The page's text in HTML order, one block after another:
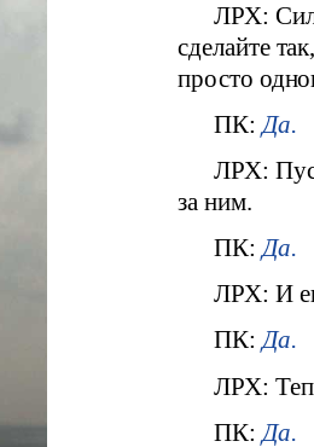
ЛРХ:
сделайте
просто
ПК: Да.
ЛРХ:
за ним.
ПК: Да.
ЛРХ: И
ПК: Да.
ЛРХ:
ПК: Да.